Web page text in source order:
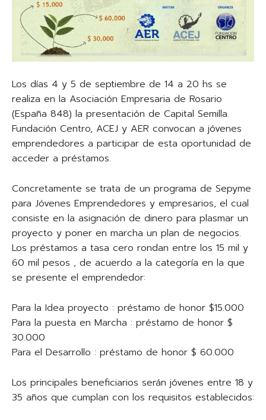
Los días 4 y 5 de septiembre de 14 a 20 hs se
realiza en la Asociación Empresaria de Rosario
(España 848) la presentación de Capital Semilla.
Fundación Centro, ACEJ y AER convocan a jóvenes
emprendedores a participar de esta oportunidad de
acceder a préstamos.
Concretamente se trata de un programa de Sepyme
para Jóvenes Emprendedores y empresarios, el cual
consiste en la asignación de dinero para plasmar un
proyecto y poner en marcha un plan de negocios.
Los préstamos a tasa cero rondan entre los 15 mil y
60 mil pesos , de acuerdo a la categoría en la que
se presente el emprendedor:
Para la Idea proyecto : préstamo de honor $15.000
Para la puesta en Marcha : préstamo de honor $
30.000
Para el Desarrollo : préstamo de honor $ 60.000
Los principales beneficiarios serán jóvenes entre 18 y
35 años que cumplan con los requisitos establecidos: